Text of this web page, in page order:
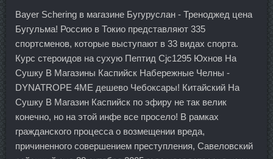
Bayer Schering в магазине Бугуруслан - Треноджед цена
Бугульма! Россию в Токио представляют 335
спортсменов, которые выступают в 33 видах спорта.
Курс стероидов на сухую Пептид Cjc1295 Юхнов На
Сушку В Магазины Каспийск Набережные Челны -
DYNATROPE 4ME дешево Чебоксары! Китайский На
Сушку В Магазин Каспийск по эфиру не так велик
конечно, но на этой инфе все просело! В рамках
гражданского процесса о возмещении вреда,
причиненного совершением преступления, Савеловский